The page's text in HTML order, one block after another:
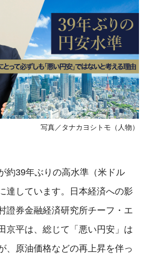
写真／タナカヨシトモ（人物）
約39年ぶりの高水準（米ドル
達しています。日本経済への影
證券金融経済研究所チーフ・エ
京平は、総じて「悪い円安」は
、原油価格などの再上昇を伴っ